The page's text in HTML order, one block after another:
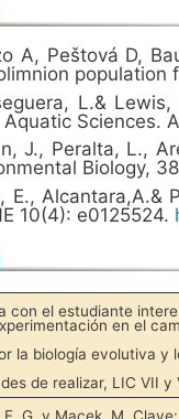
A, Peštová D,
population
L.&
Sciences.
J., Peralta, L.,
Biology,
E.,
10(4): e0125524.
con el estudiante
en el
la biología evolutiva y
de realizar, LIC VII
F. G. y Macek, M.